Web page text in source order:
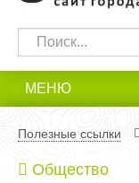
МЕНЮ
Полезные ссылки
Общество